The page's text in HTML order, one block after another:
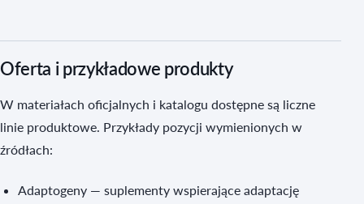
Oferta i przykładowe produkty
W materiałach oficjalnych i katalogu dostępne są liczne
linie produktowe. Przykłady pozycji wymienionych w
źródłach:
Adaptogeny — suplementy wspierające adaptację